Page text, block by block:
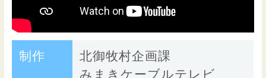
制作
北御牧村企画課
みまきケーブルテレビ